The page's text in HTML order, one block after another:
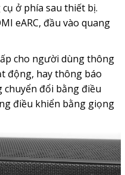
ở phía sau thiết bị.
eARC, đầu vào quang
cho người dùng thông
động, hay thông báo
đổi bằng điều
điều khiển bằng giọng